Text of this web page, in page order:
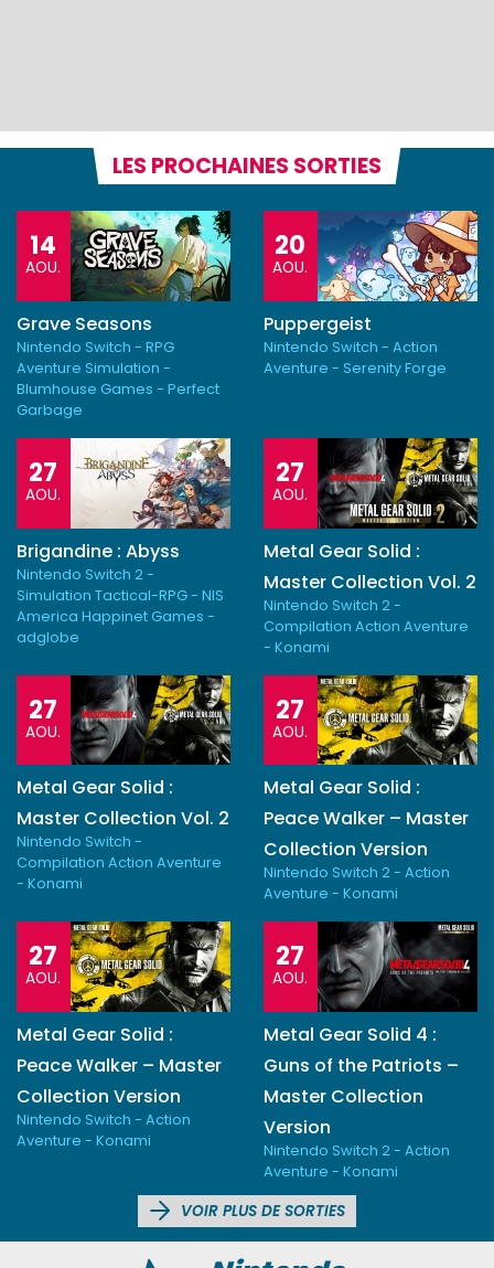
LES PROCHAINES SORTIES
14
AOU.
Grave Seasons
Nintendo Switch - RPG
Aventure Simulation -
Blumhouse Games - Perfect
Garbage
20
AOU.
Puppergeist
Nintendo Switch - Action
Aventure - Serenity Forge
27
AOU.
Brigandine : Abyss
Nintendo Switch 2 -
Simulation Tactical-RPG - NIS
America Happinet Games -
adglobe
27
AOU.
Metal Gear Solid :
Master Collection Vol. 2
Nintendo Switch 2 -
Compilation Action Aventure
- Konami
27
AOU.
Metal Gear Solid :
Master Collection Vol. 2
Nintendo Switch -
Compilation Action Aventure
- Konami
27
AOU.
Metal Gear Solid :
Peace Walker – Master
Collection Version
Nintendo Switch 2 - Action
Aventure - Konami
27
AOU.
Metal Gear Solid :
Peace Walker – Master
Collection Version
Nintendo Switch - Action
Aventure - Konami
27
AOU.
Metal Gear Solid 4 :
Guns of the Patriots –
Master Collection
Version
Nintendo Switch 2 - Action
Aventure - Konami
VOIR PLUS DE SORTIES